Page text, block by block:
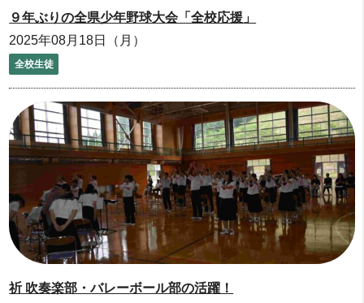
９年ぶりの全県少年野球大会「全校応援」
2025年08月18日（月）
全校生徒
祈 吹奏楽部・バレーボール部の活躍！